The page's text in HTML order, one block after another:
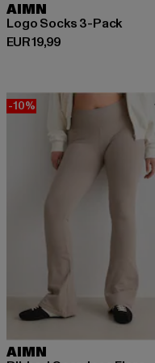
AIMN
Logo Socks 3-Pack
EUR 19,99
Derzeitiger Preis: EUR 19,99
-10%
AIMN